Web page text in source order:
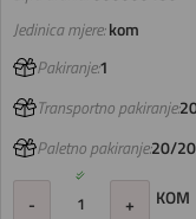
Jedinica mjere:kom
Pakiranje:1
Transportno pakiranje:
Paletno pakiranje:20/
- + KOM